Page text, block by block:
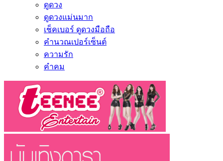
ดูดวง
ดูดวงแม่นมาก
เช็คเบอร์ ดูดวงมือถือ
คำนวณเปอร์เซ็นต์
ความรัก
คำคม